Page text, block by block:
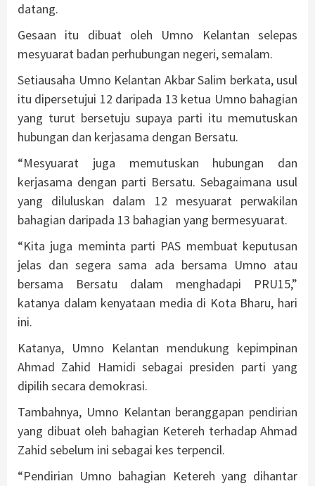
datang.
Gesaan itu dibuat oleh Umno Kelantan selepas
mesyuarat badan perhubungan negeri, semalam.
Setiausaha Umno Kelantan Akbar Salim berkata, usul
itu dipersetujui 12 daripada 13 ketua Umno bahagian
yang turut bersetuju supaya parti itu memutuskan
hubungan dan kerjasama dengan Bersatu.
“Mesyuarat juga memutuskan hubungan dan
kerjasama dengan parti Bersatu. Sebagaimana usul
yang diluluskan dalam 12 mesyuarat perwakilan
bahagian daripada 13 bahagian yang bermesyuarat.
“Kita juga meminta parti PAS membuat keputusan
jelas dan segera sama ada bersama Umno atau
bersama Bersatu dalam menghadapi PRU15,”
katanya dalam kenyataan media di Kota Bharu, hari
ini.
Katanya, Umno Kelantan mendukung kepimpinan
Ahmad Zahid Hamidi sebagai presiden parti yang
dipilih secara demokrasi.
Tambahnya, Umno Kelantan beranggapan pendirian
yang dibuat oleh bahagian Ketereh terhadap Ahmad
Zahid sebelum ini sebagai kes terpencil.
“Pendirian Umno bahagian Ketereh yang dihantar